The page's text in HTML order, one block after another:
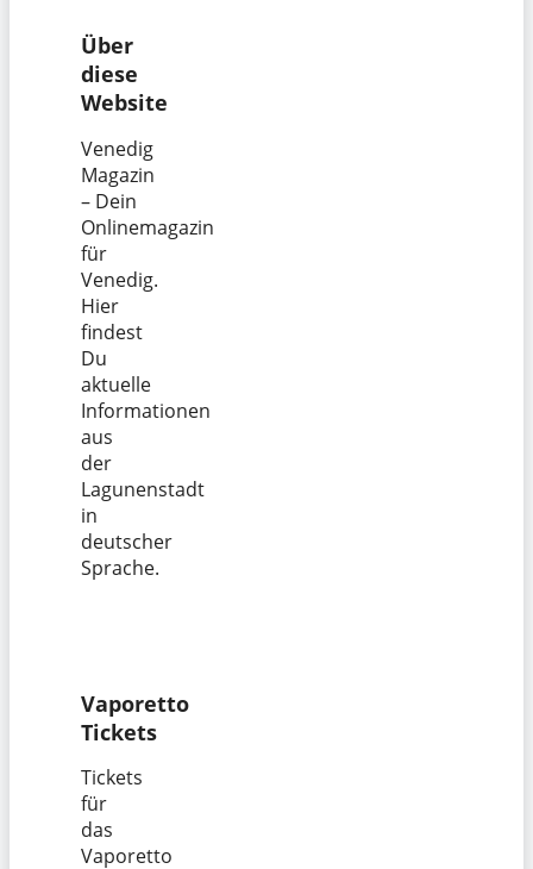
Über
diese
Website
Venedig
Magazin
– Dein
Onlinemagazin
für
Venedig.
Hier
findest
Du
aktuelle
Informationen
aus
der
Lagunenstadt
in
deutscher
Sprache.
Vaporetto
Tickets
Tickets
für
das
Vaporetto